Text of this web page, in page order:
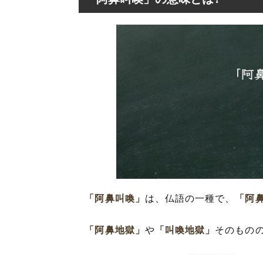
「阿鼻叫喚」の
「阿鼻叫喚」を
「阿鼻叫喚」を
「阿鼻叫喚」 は、仏語の一種で、 「阿
「阿鼻地獄」 や 「叫喚地獄」 そのもの